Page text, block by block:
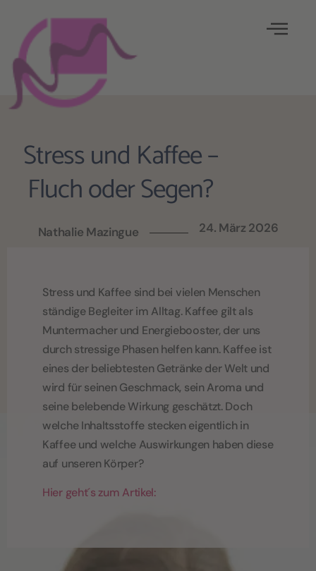
Stress und Kaffee –
Fluch oder Segen?
Nathalie Mazingue 24. März 2026
Stress und Kaffee sind bei vielen Menschen
ständige Begleiter im Alltag. Kaffee gilt als
Muntermacher und Energiebooster, der uns
durch stressige Phasen helfen kann. Kaffee ist
eines der beliebtesten Getränke der Welt und
wird für seinen Geschmack, sein Aroma und
seine belebende Wirkung geschätzt. Doch
welche Inhaltsstoffe stecken eigentlich in
Kaffee und welche Auswirkungen haben diese
auf unseren Körper?
Hier geht´s zum Artikel: